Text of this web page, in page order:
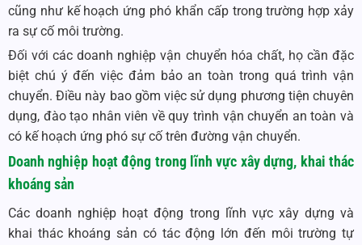
cũng như kế hoạch ứng phó khẩn cấp trong trường hợp xảy
ra sự cố môi trường.
Đối với các doanh nghiệp vận chuyển hóa chất, họ cần đặc
biệt chú ý đến việc đảm bảo an toàn trong quá trình vận
chuyển. Điều này bao gồm việc sử dụng phương tiện chuyên
dụng, đào tạo nhân viên về quy trình vận chuyển an toàn và
có kế hoạch ứng phó sự cố trên đường vận chuyển.
Doanh nghiệp hoạt động trong lĩnh vực xây dựng, khai thác
khoáng sản
Các doanh nghiệp hoạt động trong lĩnh vực xây dựng và
khai thác khoáng sản có tác động lớn đến môi trường tự